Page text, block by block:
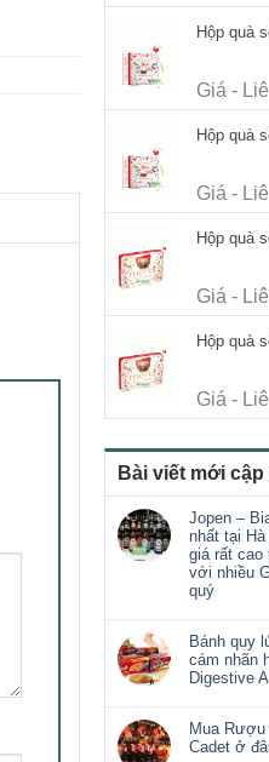
Hộp quà sô-cô-la hỗn hợp
Giá -
Hộp quà sô-cô-la hỗn hợp
Giá -
Hộp quà sô-cô-la hỗn
Giá -
Hộp quà sô-cô-la hỗn
Giá -
Bài viết mới cập
Jopen –
nhất tại
giá rất cao
với nhiều
quý
Bánh quy
cám nhãn
Digestive
Mua
Cadet ở